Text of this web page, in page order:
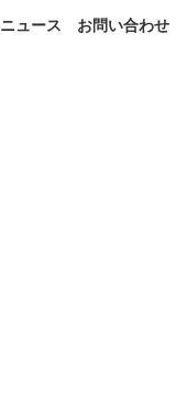
ニュース お問い合わせ